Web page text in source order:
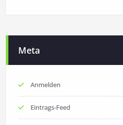
Meta
Anmelden
Eintrags-Feed